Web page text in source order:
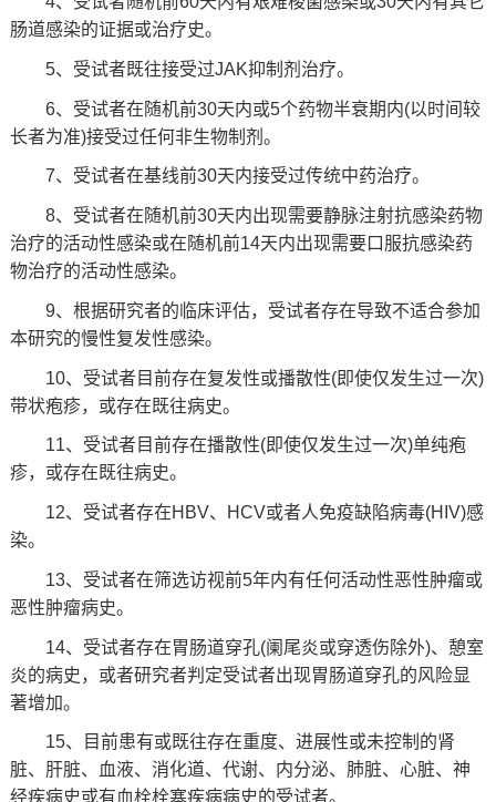
肠道感染的证据或治疗史。
5、受试者既往接受过JAK抑制剂治疗。
6、受试者在随机前30天内或5个药物半衰期内(以时间较
长者为准)接受过任何非生物制剂。
7、受试者在基线前30天内接受过传统中药治疗。
8、受试者在随机前30天内出现需要静脉注射抗感染药物
治疗的活动性感染或在随机前14天内出现需要口服抗感染药
物治疗的活动性感染。
9、根据研究者的临床评估，受试者存在导致不适合参加
本研究的慢性复发性感染。
10、受试者目前存在复发性或播散性(即使仅发生过一次)
带状疱疹，或存在既往病史。
11、受试者目前存在播散性(即使仅发生过一次)单纯疱
疹，或存在既往病史。
12、受试者存在HBV、HCV或者人免疫缺陷病毒(HIV)感
染。
13、受试者在筛选访视前5年内有任何活动性恶性肿瘤或
恶性肿瘤病史。
14、受试者存在胃肠道穿孔(阑尾炎或穿透伤除外)、憩室
炎的病史，或者研究者判定受试者出现胃肠道穿孔的风险显
著增加。
15、目前患有或既往存在重度、进展性或未控制的肾
脏、肝脏、血液、消化道、代谢、内分泌、肺脏、心脏、神
经疾病史或有血栓栓塞疾病病史的受试者。